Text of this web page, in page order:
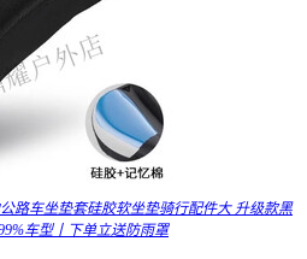
路车坐垫套硅胶软坐垫骑行配件大 升级款黑
车型丨下单立送防雨罩